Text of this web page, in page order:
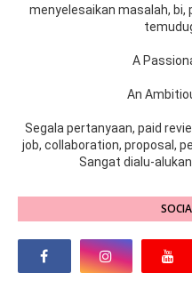
menyelesaikan masalah,
A
An
Segala pertanyaan, paid
job, collaboration, proposal,
Sangat dialu-